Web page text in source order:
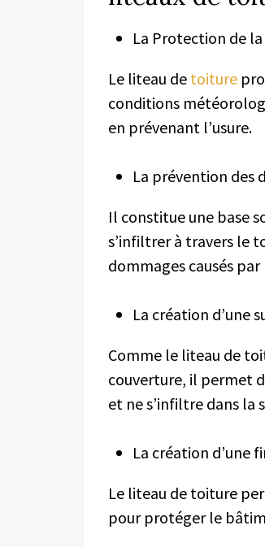
La Protection de
Le liteau de toiture
conditions
en prévenant l’usure.
La prévention des
Il constitue une base
s’infiltrer à travers le
dommages causés
La création d’une
Comme le liteau de
couverture, il permet
et ne s’infiltre dans la
La création d’une
Le liteau de toiture
pour protéger le